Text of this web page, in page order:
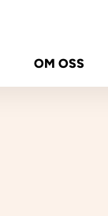
OM OSS